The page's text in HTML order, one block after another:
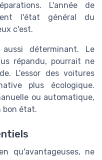
L'année de
l'état général du
c'est.
déterminant. Le
répandu, pourrait ne
L'essor des voitures
plus écologique.
ou automatique,
bon état.
qu'avantageuses, ne